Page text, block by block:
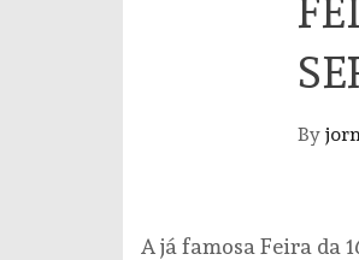
By
A já famosa Feira da